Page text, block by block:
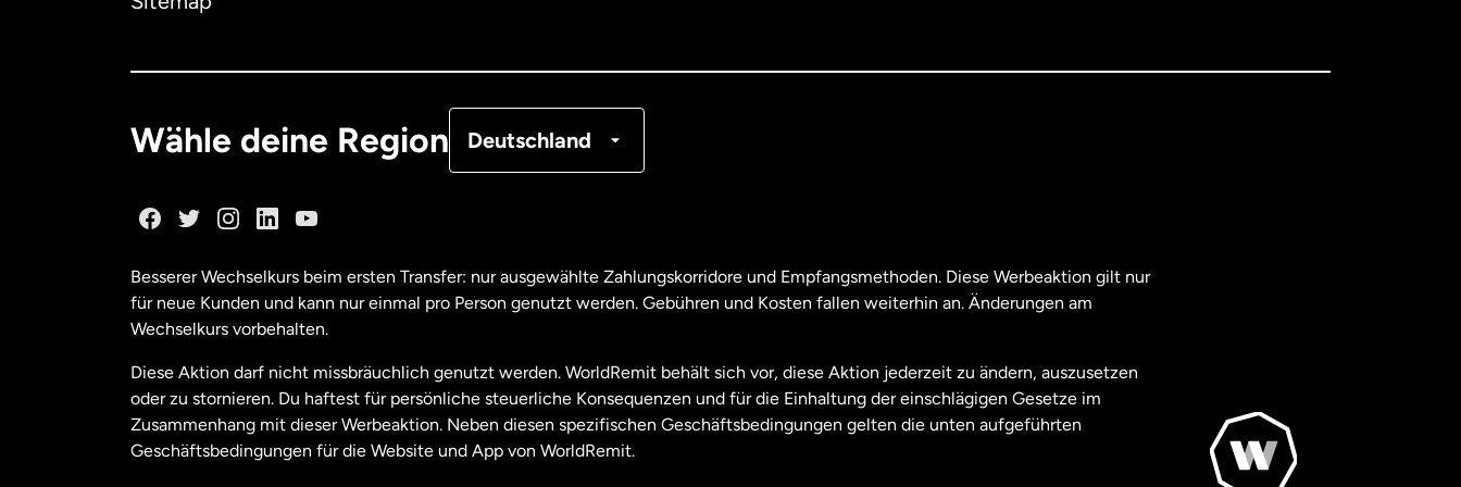
Wähle deine Region Deutschland
Malaysia
Neuseeland
Niederlande
Besserer Wechselkurs beim ersten Transfer: nur ausgewählte Zahlungskorridore und Empfangsmethoden. Diese Werbeaktion gilt nur
für neue Kunden und kann nur einmal pro Person genutzt werden. Gebühren und Kosten fallen weiterhin an. Änderungen am
Wechselkurs vorbehalten.
Diese Aktion darf nicht missbräuchlich genutzt werden. WorldRemit behält sich vor, diese Aktion jederzeit zu ändern, auszusetzen
oder zu stornieren. Du haftest für persönliche steuerliche Konsequenzen und für die Einhaltung der einschlägigen Gesetze im
Zusammenhang mit dieser Werbeaktion. Neben diesen spezifischen Geschäftsbedingungen gelten die unten aufgeführten
Geschäftsbedingungen für die Website und App von WorldRemit.